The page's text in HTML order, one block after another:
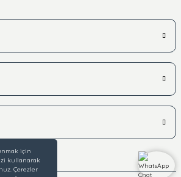
için
kullanarak
Çerezler